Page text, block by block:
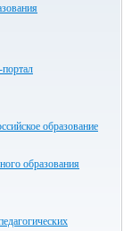
образование
образования